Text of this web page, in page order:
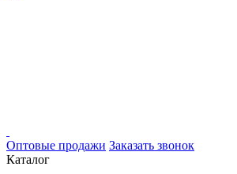
Оптовые продажи Заказать звонок
Каталог